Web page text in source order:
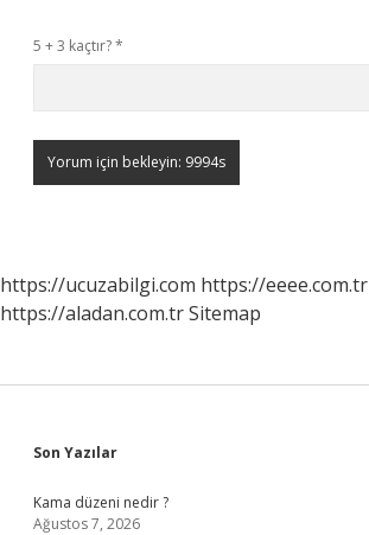
5 + 3 kaçtır?*
https://ucuzabilgi.com https://eeee.com.tr
https://aladan.com.trSitemap
Sidebar
Son Yazılar
Kama düzeni nedir ?
Ağustos 7, 2026